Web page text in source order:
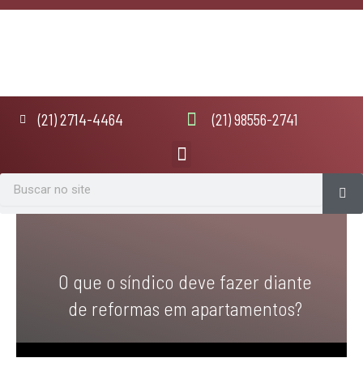
Ir
(21) 2714-4464 (21) 98556-2741
O que o síndico deve fazer diante
de reformas em apartamentos?